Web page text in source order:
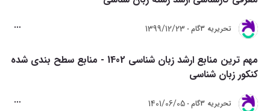
تحريريه 3گام 1399/12/23
مهم ترین منابع ارشد زبان شناسی 1402 - منابع سطح بندی شده
کنکور زبان شناسی
تحريريه 3گام 1401/06/05